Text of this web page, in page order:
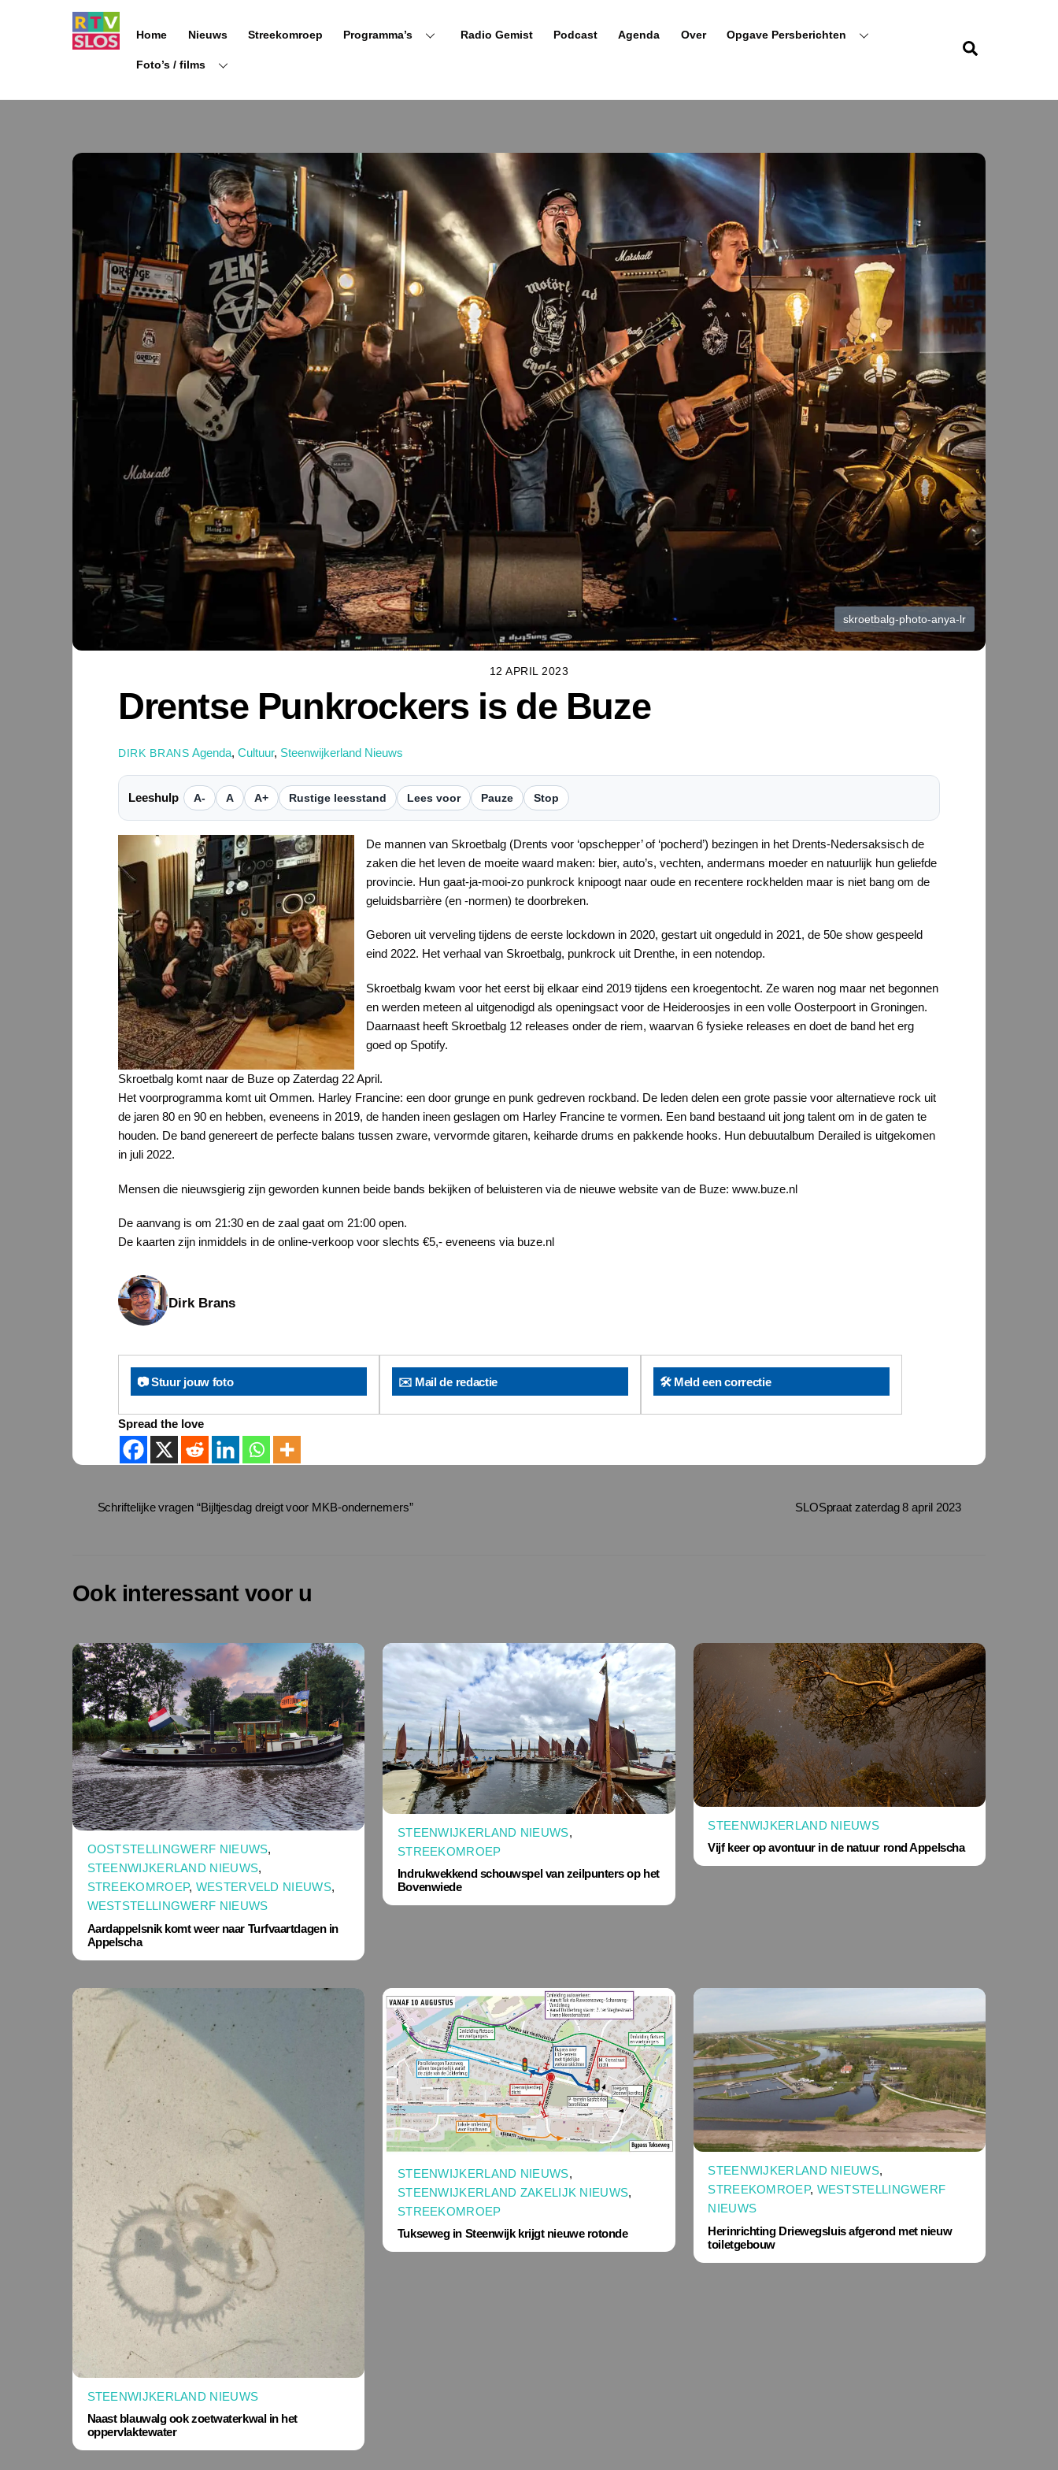
Home Nieuws Streekomroep Programma’s Radio Gemist Podcast Agenda Over Opgave Persberichten
Foto’s / films
skroetbalg-photo-anya-lr
12 APRIL 2023
Drentse Punkrockers is de Buze
DIRK BRANS Agenda, Cultuur, Steenwijkerland Nieuws
Leeshulp A- A A+ Rustige leesstand Lees voor Pauze Stop
De mannen van Skroetbalg (Drents voor ‘opschepper’ of ‘pocherd’) bezingen in het Drents-Nedersaksisch de
zaken die het leven de moeite waard maken: bier, auto’s, vechten, andermans moeder en natuurlijk hun geliefde
provincie. Hun gaat-ja-mooi-zo punkrock knipoogt naar oude en recentere rockhelden maar is niet bang om de
geluidsbarrière (en -normen) te doorbreken.
Geboren uit verveling tijdens de eerste lockdown in 2020, gestart uit ongeduld in 2021, de 50e show gespeeld
eind 2022. Het verhaal van Skroetbalg, punkrock uit Drenthe, in een notendop.
Skroetbalg kwam voor het eerst bij elkaar eind 2019 tijdens een kroegentocht. Ze waren nog maar net begonnen
en werden meteen al uitgenodigd als openingsact voor de Heideroosjes in een volle Oosterpoort in Groningen.
Daarnaast heeft Skroetbalg 12 releases onder de riem, waarvan 6 fysieke releases en doet de band het erg
goed op Spotify.
Skroetbalg komt naar de Buze op Zaterdag 22 April.
Het voorprogramma komt uit Ommen. Harley Francine: een door grunge en punk gedreven rockband. De leden delen een grote passie voor alternatieve rock uit
de jaren 80 en 90 en hebben, eveneens in 2019, de handen ineen geslagen om Harley Francine te vormen. Een band bestaand uit jong talent om in de gaten te
houden. De band genereert de perfecte balans tussen zware, vervormde gitaren, keiharde drums en pakkende hooks. Hun debuutalbum Derailed is uitgekomen
in juli 2022.
Mensen die nieuwsgierig zijn geworden kunnen beide bands bekijken of beluisteren via de nieuwe website van de Buze: www.buze.nl
De aanvang is om 21:30 en de zaal gaat om 21:00 open.
De kaarten zijn inmiddels in de online-verkoop voor slechts €5,- eveneens via buze.nl
Dirk Brans
📷 Stuur jouw foto ✉️ Mail de redactie 🛠️ Meld een correctie
Spread the love
Schriftelijke vragen “Bijltjesdag dreigt voor MKB-ondernemers” SLOSpraat zaterdag 8 april 2023
Ook interessant voor u
OOSTSTELLINGWERF NIEUWS,
STEENWIJKERLAND NIEUWS,
STREEKOMROEP, WESTERVELD NIEUWS,
WESTSTELLINGWERF NIEUWS
Aardappelsnik komt weer naar Turfvaartdagen in
Appelscha
STEENWIJKERLAND NIEUWS,
STREEKOMROEP
Indrukwekkend schouwspel van zeilpunters op het
Bovenwiede
STEENWIJKERLAND NIEUWS
Vijf keer op avontuur in de natuur rond Appelscha
STEENWIJKERLAND NIEUWS
Naast blauwalg ook zoetwaterkwal in het
oppervlaktewater
STEENWIJKERLAND NIEUWS,
STEENWIJKERLAND ZAKELIJK NIEUWS,
STREEKOMROEP
Tukseweg in Steenwijk krijgt nieuwe rotonde
STEENWIJKERLAND NIEUWS,
STREEKOMROEP, WESTSTELLINGWERF
NIEUWS
Herinrichting Driewegsluis afgerond met nieuw
toiletgebouw